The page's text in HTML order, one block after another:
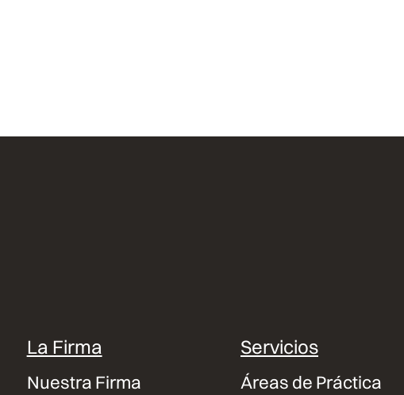
La Firma
Nuestra Firma
Servicios
Áreas de Práctica